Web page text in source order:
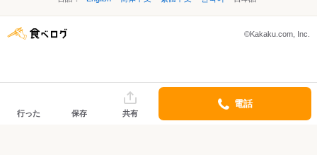
©Kakaku.com, Inc.
行った 保存 共有
電話